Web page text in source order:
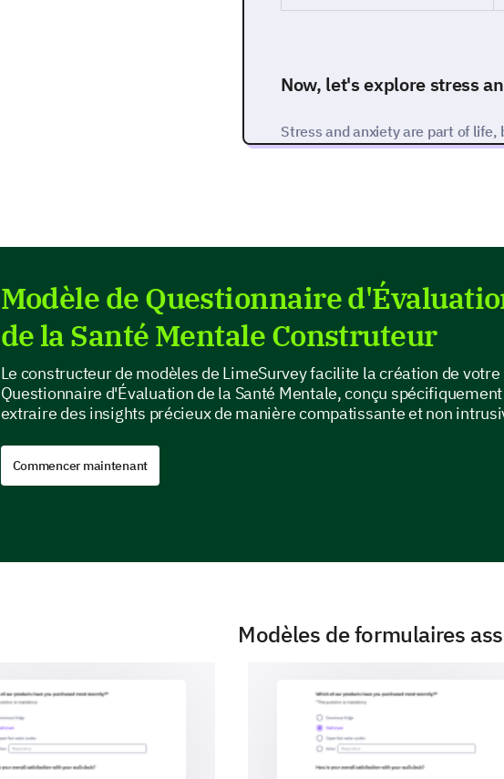
Now, let's explore stress
Stress and anxiety are part of
difference. Let's delve into your
Monthly
Rarely
Let's consider specific
Please respond with Yes, No,
Work situations can make me
Let's look at some lifestyle
Various lifestyle factors can also
these relativities better.
Modèle de Questionnaire
de la Santé Mentale Construteur
Le constructeur de modèles de LimeSurvey facilite la création de votre
Questionnaire d'Évaluation de la Santé Mentale, conçu
extraire des insights précieux de manière compatissante et non
Commencer maintenant
Modèles de formulaires